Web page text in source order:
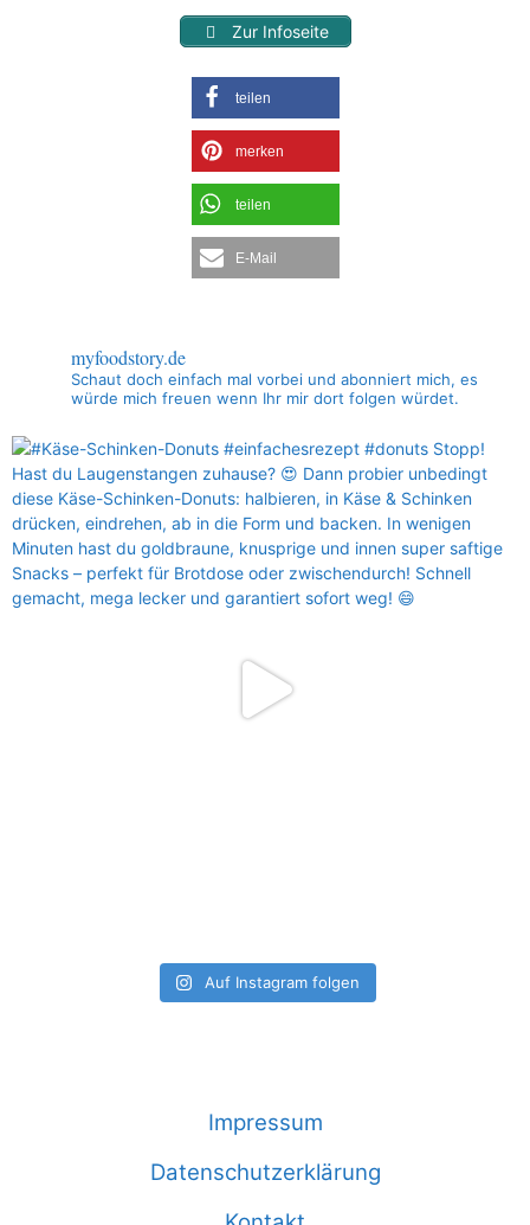
Zur Infoseite
teilen
merken
teilen
E-Mail
myfoodstory.de
Schaut doch einfach mal vorbei und abonniert mich, es
würde mich freuen wenn Ihr mir dort folgen würdet.
Auf Instagram folgen
Impressum
Datenschutzerklärung